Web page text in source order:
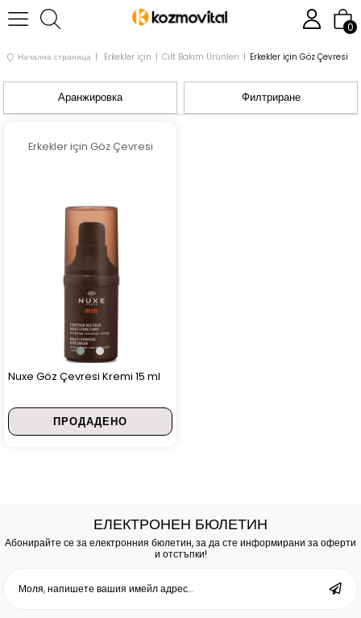
0
Начална страница Erkekler için Cilt Bakım Ürünleri Erkekler için Göz Çevresi
Филтриране
Аранжировка
Erkekler için Göz Çevresi
Nuxe Göz Çevresi Kremi 15 ml
ПРОДАДЕНО
ЕЛЕКТРОНЕН БЮЛЕТИН
Абонирайте се за електронния бюлетин, за да сте информирани за оферти
и отстъпки!